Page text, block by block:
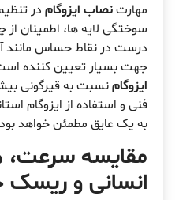
مهارتنصاب ایزوگام در
سوختگی لایه ها، اطمینان
درست در نقاط حساس مانند
جهت بسیار تعیین کننده
ایزوگامنسبت به قیرگونی
فنی و استفاده از ایزوگام
به یک عایق مطمئن خواهد
مقایسه سرعت،
انسانی و ریسک